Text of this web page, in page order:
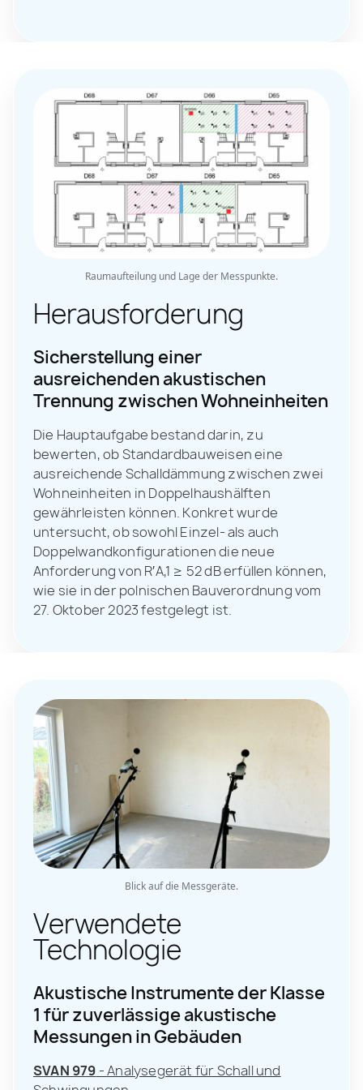
Herausforderung
Sicherstellung einer
ausreichenden akustischen
Trennung zwischen Wohneinheiten
Die Hauptaufgabe bestand darin, zu
bewerten, ob Standardbauweisen eine
ausreichende Schalldämmung zwischen zwei
Wohneinheiten in Doppelhaushälften
gewährleisten können. Konkret wurde
untersucht, ob sowohl Einzel- als auch
Doppelwandkonfigurationen die neue
Anforderung von R′A,1 ≥ 52 dB erfüllen können,
wie sie in der polnischen Bauverordnung vom
27. Oktober 2023 festgelegt ist.
Raumaufteilung und Lage der Messpunkte.
Verwendete
Technologie
Akustische Instrumente der Klasse
1 für zuverlässige akustische
Messungen in Gebäuden
SVAN 979 - Analysegerät für Schall und
Blick auf die Messgeräte.